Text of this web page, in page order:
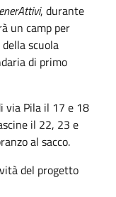
, durante
un camp per
scuola
di primo
via Pila il 17 e 18
il 22, 23 e
al sacco.
del progetto